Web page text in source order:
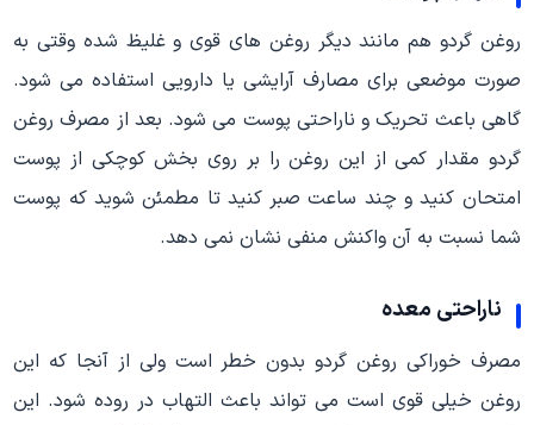
روغن گردو هم مانند دیگر روغن های قوی و غلیظ شده وقتی به
صورت موضعی برای مصارف آرایشی یا دارویی استفاده می شود.
گاهی باعث تحریک و ناراحتی پوست می شود. بعد از مصرف روغن
گردو مقدار کمی از این روغن را بر روی بخش کوچکی از پوست
امتحان کنید و چند ساعت صبر کنید تا مطمئن شوید که پوست
شما نسبت به آن واکنش منفی نشان نمی دهد.
ناراحتی معده
مصرف خوراکی روغن گردو بدون خطر است ولی از آنجا که این
روغن خیلی قوی است می تواند باعث التهاب در روده شود. این